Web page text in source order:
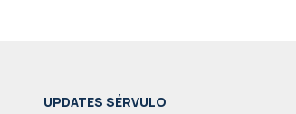
UPDATES SÉRVULO